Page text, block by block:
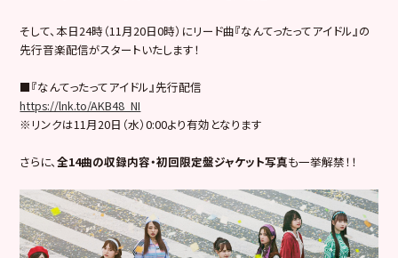
そして、本日24時（11月20日0時）にリード曲『なんてったってアイドル』の
先行音楽配信がスタートいたします！
■『なんてったってアイドル』先行配信
https://lnk.to/AKB48_NI
※リンクは11月20日（水）0:00より有効となります
さらに、全14曲の収録内容・初回限定盤ジャケット写真も一挙解禁！！